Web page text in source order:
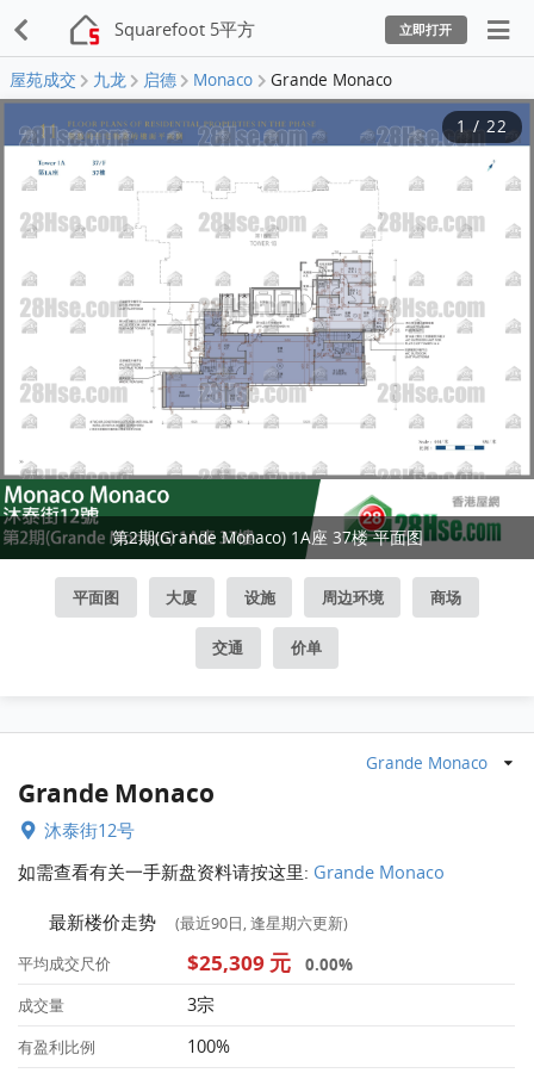
Squarefoot 5平方 立即打开
屋苑成交 九龙 启德 Monaco Grande Monaco
第2期(Grande Monaco) 1A座 37楼 平面图
1 / 22
平面图 大厦 设施 周边环境 商场
交通 价单
Grande Monaco
Grande Monaco
沐泰街12号
如需查看有关一手新盘资料请按这里: Grande Monaco
最新楼价走势
(最近90日, 逢星期六更新)
平均成交尺价
$25,309 元 0.00%
成交量 3宗
有盈利比例 100%